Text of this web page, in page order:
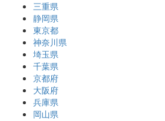
三重県
静岡県
東京都
神奈川県
埼玉県
千葉県
京都府
大阪府
兵庫県
岡山県